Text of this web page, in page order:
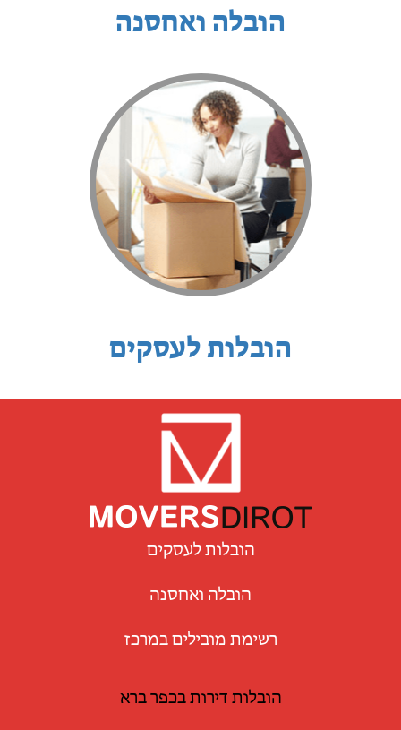
הובלה ואחסנה
הובלות לעסקים
הובלות לעסקים
הובלה ואחסנה
רשימת מובילים במרכז
הובלות דירות בכפר ברא